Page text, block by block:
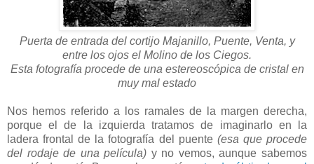
Puerta de entrada del cortijo Majanillo, Puente, Venta, y
entre los ojos el Molino de los Ciegos.
Esta fotografía procede de una estereoscópica de cristal en
muy mal estado
Nos hemos referido a los ramales de la margen derecha,
porque el de la izquierda tratamos de imaginarlo en la
ladera frontal de la fotografía del puente (esa que procede
del rodaje de una película) y no vemos, aunque sabemos